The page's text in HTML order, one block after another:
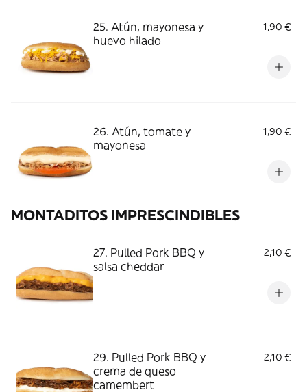
25. Atún, mayonesa y
huevo hilado
1,90 €
26. Atún, tomate y
mayonesa
1,90 €
MONTADITOS IMPRESCINDIBLES
27. Pulled Pork BBQ y
salsa cheddar
2,10 €
29. Pulled Pork BBQ y
crema de queso
camembert
2,10 €